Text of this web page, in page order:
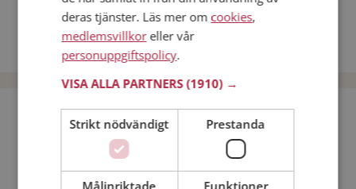
Kvinnor från Torsby
Dejta kvinnor i Sverige
Dejta män i Sverige
Bli medlem utan kostnad!
deras tjänster. Läs mer om cookies,
medlemsvillkoreller vår
personuppgiftspolicy.
VISA ALLA PARTNERS(1910) →
Strikt nödvändigt Prestanda
Målinriktade Funktioner